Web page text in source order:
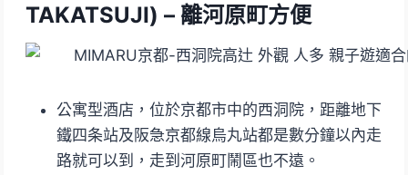
TAKATSUJI) – 離河原町方便
公寓型酒店，位於京都市中的西洞院，距離地下
鐵四条站及阪急京都線烏丸站都是數分鐘以內走
路就可以到，走到河原町鬧區也不遠。